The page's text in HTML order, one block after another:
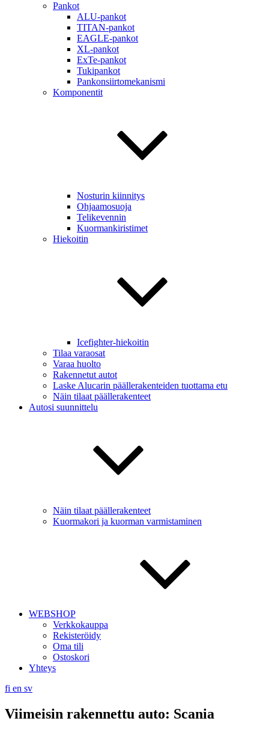
Pankot
ALU-pankot
TITAN-pankot
EAGLE-pankot
XL-pankot
ExTe-pankot
Tukipankot
Pankonsiirtomekanismi
Komponentit
Nosturin kiinnitys
Ohjaamosuoja
Telikevennin
Kuormankiristimet
Hiekoitin
Icefighter-hiekoitin
Tilaa varaosat
Varaa huolto
Rakennetut autot
Laske Alucarin päällerakenteiden tuottama etu
Näin tilaat päällerakenteet
Autosi suunnittelu
Näin tilaat päällerakenteet
Kuormakori ja kuorman varmistaminen
WEBSHOP
Verkkokauppa
Rekisteröidy
Oma tili
Ostoskori
Yhteys
fi en sv
Viimeisin rakennettu auto: Scania